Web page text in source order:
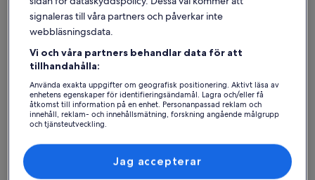
parkering och en eldstad. Du kommer säkert kunna hitta ett boende
som har allt som behövs, inklusive alternativ som är rökfria eller
tillgänglighetsanpassade.
Hitta boenden i din stil
Sök bland hus Sök bland lägenheter sök efter
signaleras till våra partners och påverkar inte
webbläsningsdata.
Vi och våra partners behandlar data för att
tillhandahålla:
Använda exakta uppgifter om geografisk positionering. Aktivt läsa av
enhetens egenskaper för identifieringsändamål. Lagra och/eller få
åtkomst till information på en enhet. Personanpassad reklam och
innehåll, reklam- och innehållsmätning, forskning angående målgrupp
och tjänsteutveckling.
Jag accepterar